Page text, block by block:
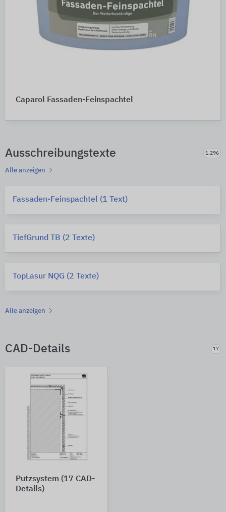
Caparol Fassaden-Feinspachtel
Ausschreibungstexte 1.296
Alle anzeigen
Fassaden-Feinspachtel (1 Text)
TiefGrund TB (2 Texte)
TopLasur NQG (2 Texte)
Alle anzeigen
CAD-Details 17
Putzsystem (17 CAD-
Details)